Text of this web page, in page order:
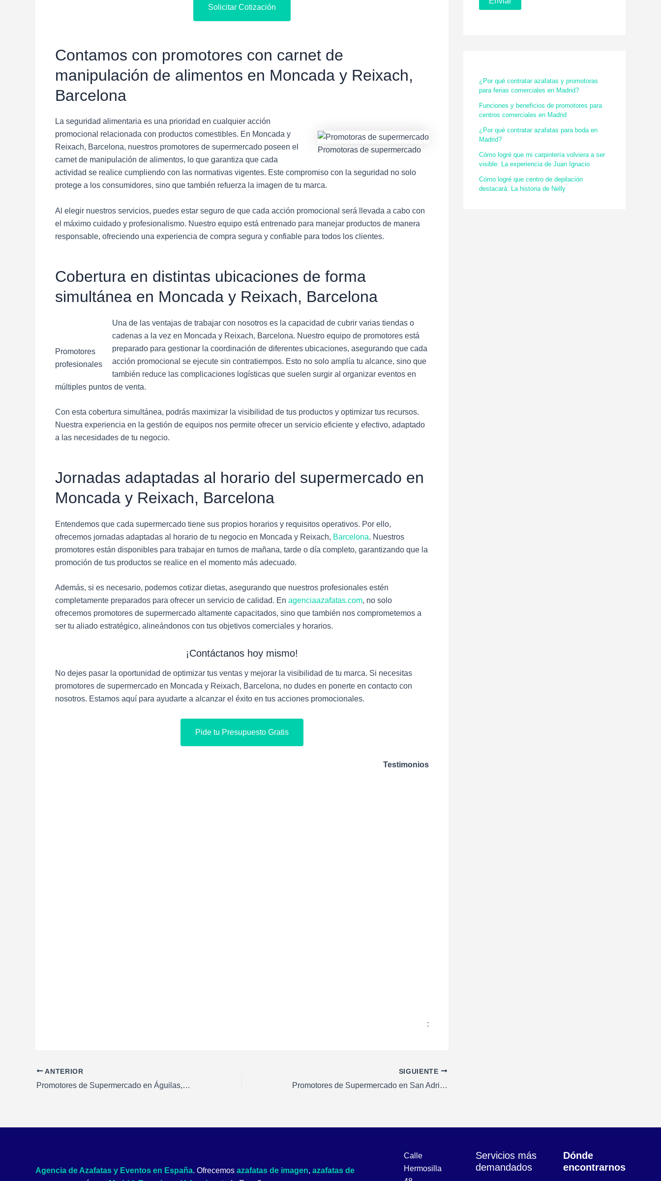
Solicitar Cotización
Contamos con promotores con carnet de
manipulación de alimentos en Moncada y Reixach,
Barcelona
Promotoras de supermercado
La seguridad alimentaria es una prioridad en cualquier acción
promocional relacionada con productos comestibles. En Moncada y
Reixach, Barcelona, nuestros promotores de supermercado poseen el
carnet de manipulación de alimentos, lo que garantiza que cada
actividad se realice cumpliendo con las normativas vigentes. Este compromiso con la seguridad no solo
protege a los consumidores, sino que también refuerza la imagen de tu marca.
Al elegir nuestros servicios, puedes estar seguro de que cada acción promocional será llevada a cabo con
el máximo cuidado y profesionalismo. Nuestro equipo está entrenado para manejar productos de manera
responsable, ofreciendo una experiencia de compra segura y confiable para todos los clientes.
Cobertura en distintas ubicaciones de forma
simultánea en Moncada y Reixach, Barcelona
Promotores
profesionales
Una de las ventajas de trabajar con nosotros es la capacidad de cubrir varias tiendas o
cadenas a la vez en Moncada y Reixach, Barcelona. Nuestro equipo de promotores está
preparado para gestionar la coordinación de diferentes ubicaciones, asegurando que cada
acción promocional se ejecute sin contratiempos. Esto no solo amplía tu alcance, sino que
también reduce las complicaciones logísticas que suelen surgir al organizar eventos en
múltiples puntos de venta.
Con esta cobertura simultánea, podrás maximizar la visibilidad de tus productos y optimizar tus recursos.
Nuestra experiencia en la gestión de equipos nos permite ofrecer un servicio eficiente y efectivo, adaptado
a las necesidades de tu negocio.
Jornadas adaptadas al horario del supermercado en
Moncada y Reixach, Barcelona
Entendemos que cada supermercado tiene sus propios horarios y requisitos operativos. Por ello,
ofrecemos jornadas adaptadas al horario de tu negocio en Moncada y Reixach, Barcelona. Nuestros
promotores están disponibles para trabajar en turnos de mañana, tarde o día completo, garantizando que la
promoción de tus productos se realice en el momento más adecuado.
Además, si es necesario, podemos cotizar dietas, asegurando que nuestros profesionales estén
completamente preparados para ofrecer un servicio de calidad. En agenciaazafatas.com, no solo
ofrecemos promotores de supermercado altamente capacitados, sino que también nos comprometemos a
ser tu aliado estratégico, alineándonos con tus objetivos comerciales y horarios.
¡Contáctanos hoy mismo!
No dejes pasar la oportunidad de optimizar tus ventas y mejorar la visibilidad de tu marca. Si necesitas
promotores de supermercado en Moncada y Reixach, Barcelona, no dudes en ponerte en contacto con
nosotros. Estamos aquí para ayudarte a alcanzar el éxito en tus acciones promocionales.
Pide tu Presupuesto Gratis
Testimonios
:
Navegación
de
ANTERIOR
Promotores de Supermercado en Águilas, Murcia
SIGUIENTE
Promotores de Supermercado en San Adrián de Besós, Barcelona
¿Por qué contratar azafatas y promotoras
para ferias comerciales en Madrid?
Funciones y beneficios de promotores para
centros comerciales en Madrid
¿Por qué contratar azafatas para boda en
Madrid?
Cómo logré que mi carpintería volviera a ser
visible: La experiencia de Juan Ignacio
Cómo logré que centro de depilación
destacará: La historia de Nelly
Agencia de Azafatas y Eventos en España. Ofrecemos azafatas de imagen, azafatas de
Calle
Hermosilla
Servicios más
demandados
Dónde
encontrarnos